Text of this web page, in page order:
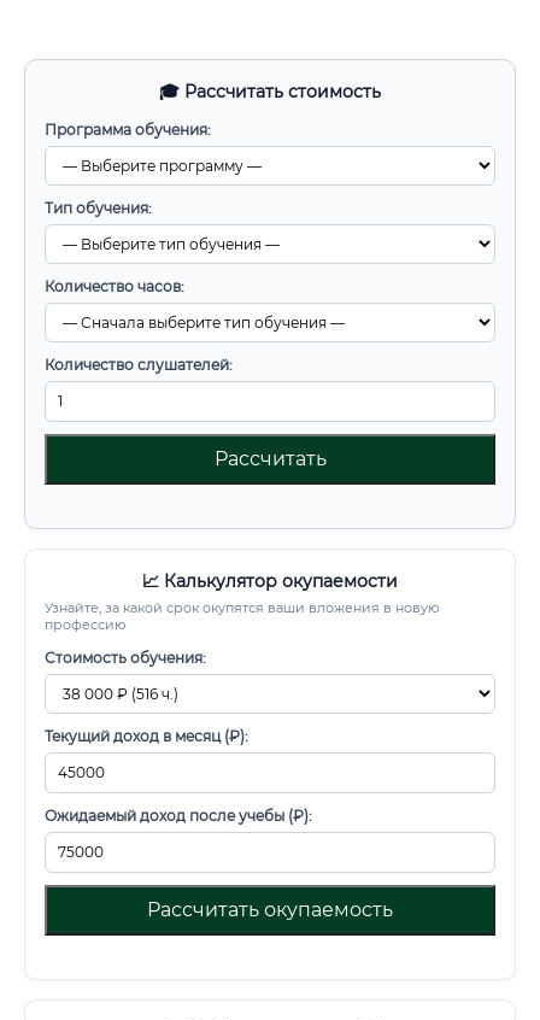
🎓 Рассчитать стоимость
Программа обучения:
Тип обучения:
Количество часов:
Количество слушателей:
Рассчитать
📈 Калькулятор окупаемости
Узнайте, за какой срок окупятся ваши вложения в новую
профессию
Стоимость обучения:
Текущий доход в месяц (₽):
Ожидаемый доход после учебы (₽):
Рассчитать окупаемость